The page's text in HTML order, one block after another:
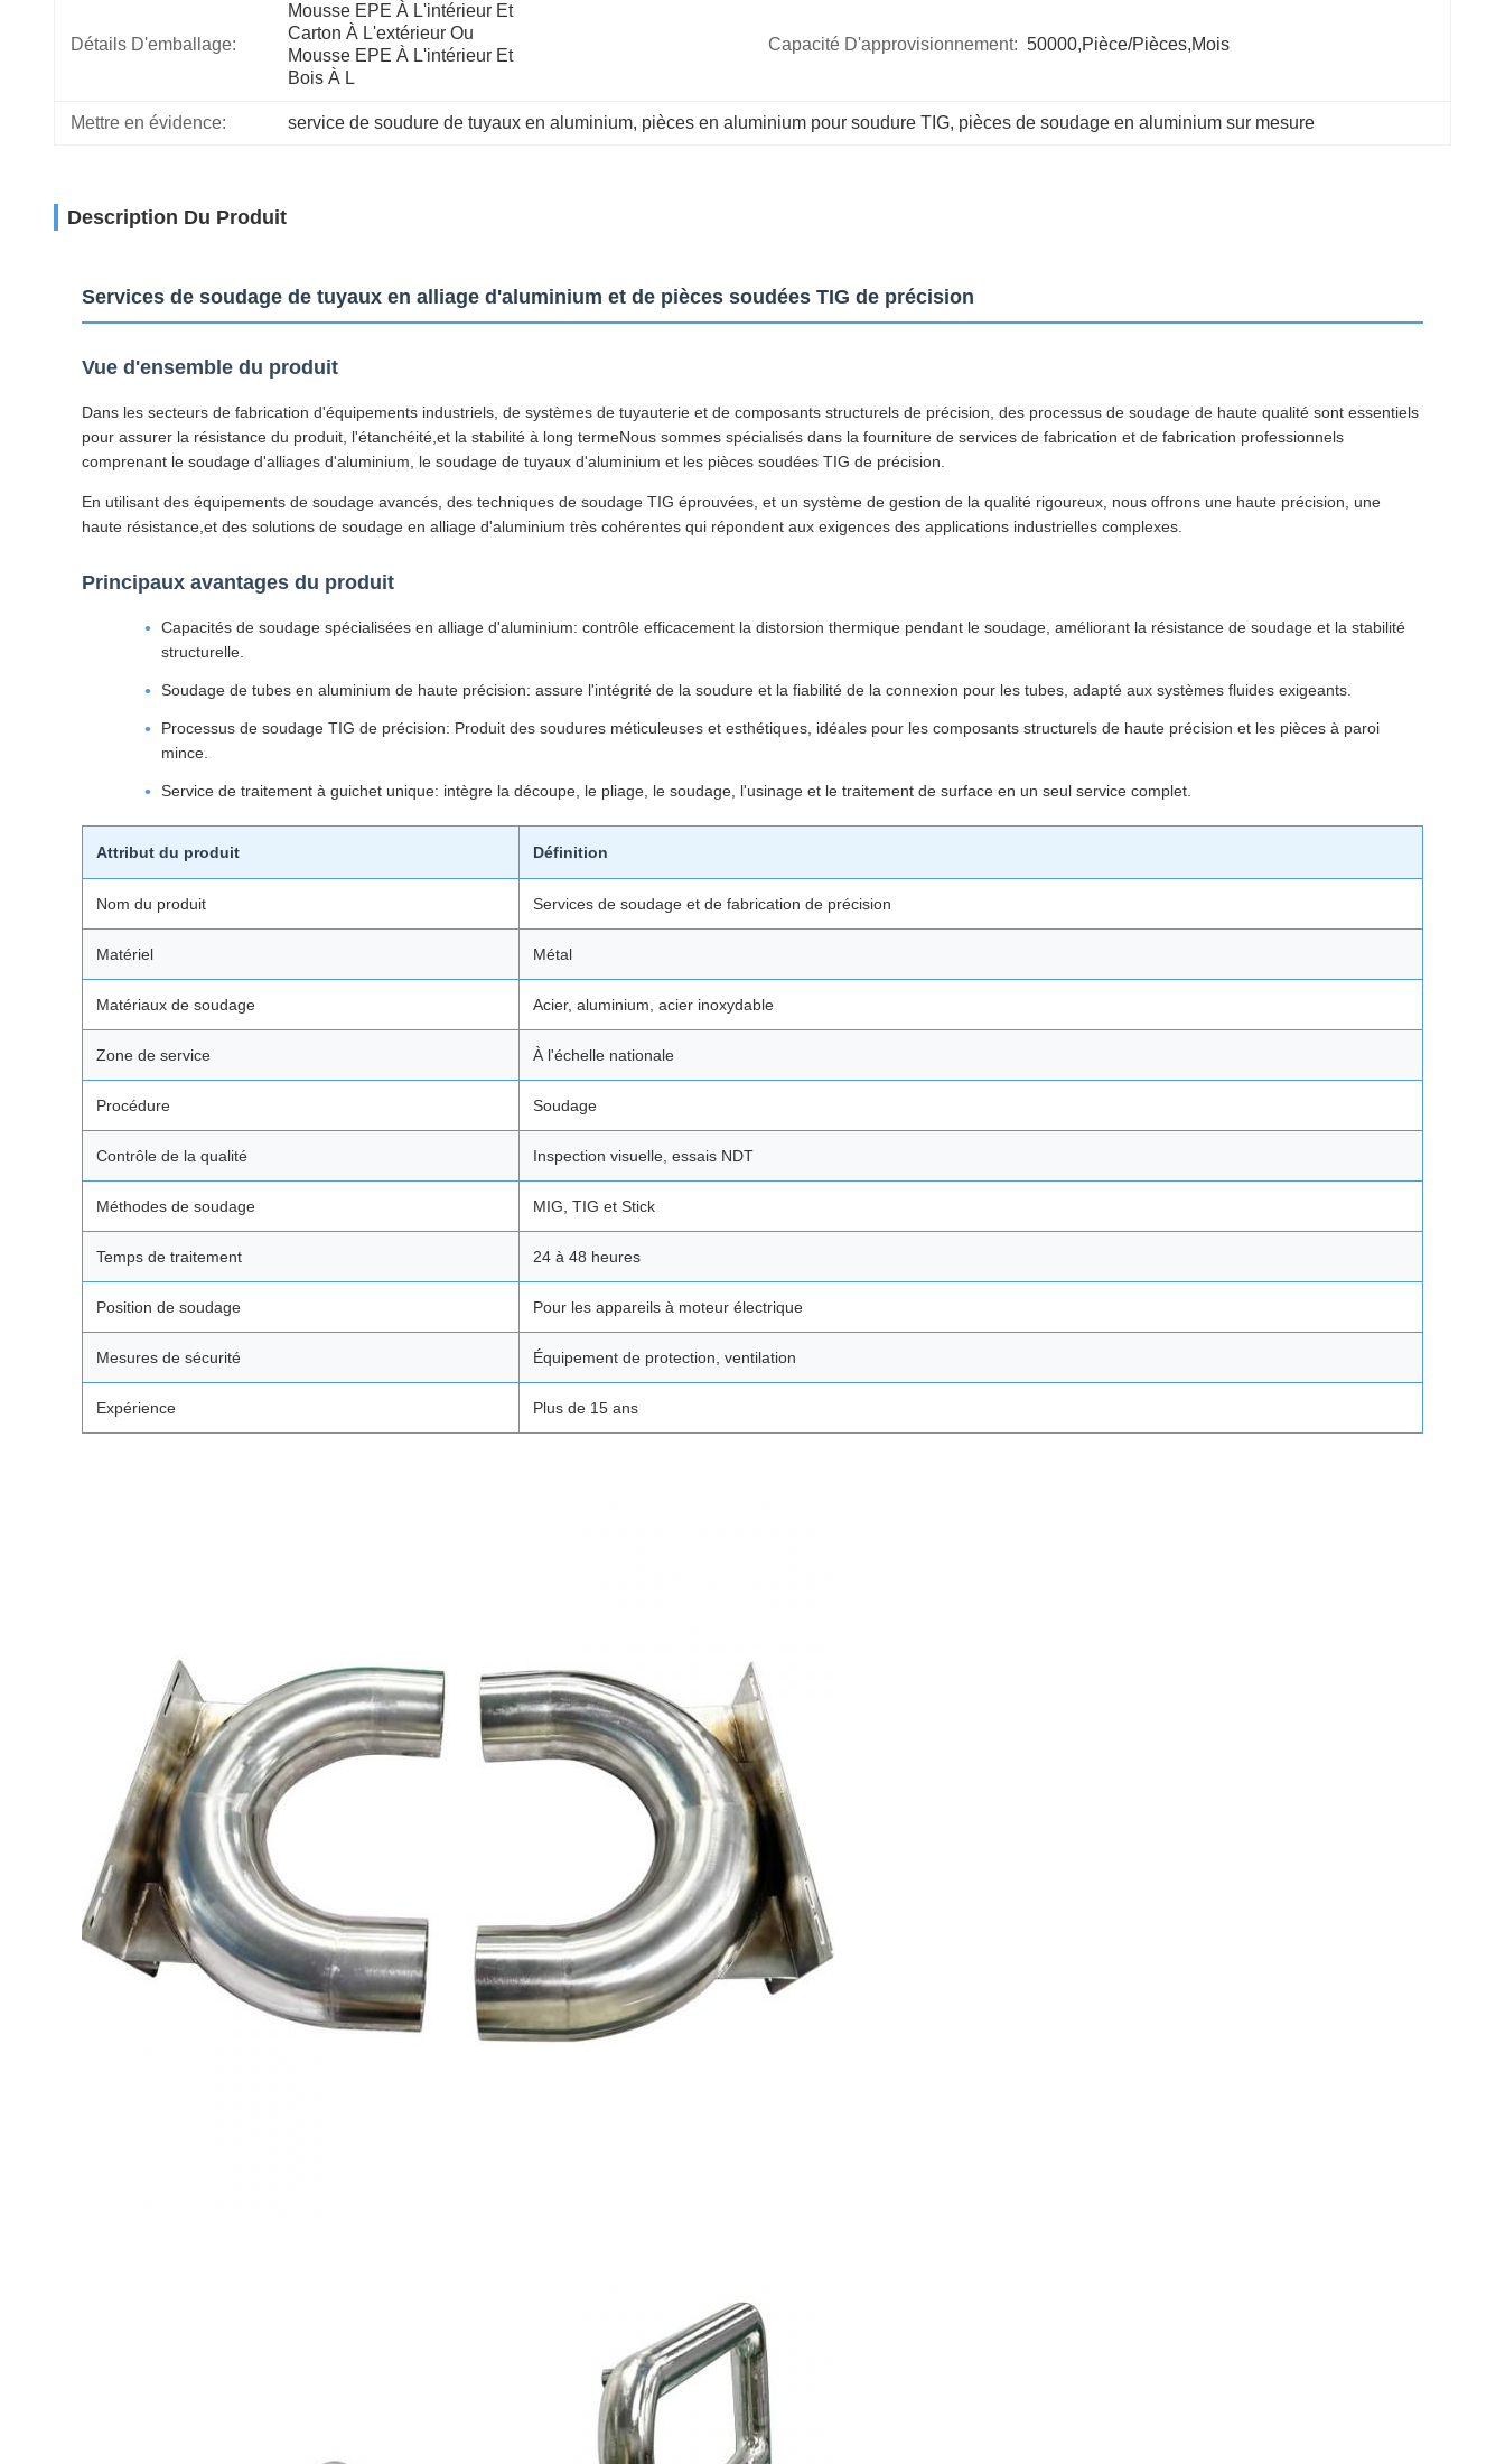
Détails D'emballage:
Mousse EPE À L'intérieur Et
Carton À L'extérieur Ou
Mousse EPE À L'intérieur Et
Bois À L
Capacité D'approvisionnement: 50000,Pièce/Pièces,Mois
Mettre en évidence: service de soudure de tuyaux en aluminium, pièces en aluminium pour soudure TIG, pièces de soudage en aluminium sur mesure
Description Du Produit
Services de soudage de tuyaux en alliage d'aluminium et de pièces soudées TIG de précision
Vue d'ensemble du produit
Dans les secteurs de fabrication d'équipements industriels, de systèmes de tuyauterie et de composants structurels de précision, des processus de soudage de haute qualité sont essentiels
pour assurer la résistance du produit, l'étanchéité,et la stabilité à long termeNous sommes spécialisés dans la fourniture de services de fabrication et de fabrication professionnels
comprenant le soudage d'alliages d'aluminium, le soudage de tuyaux d'aluminium et les pièces soudées TIG de précision.
En utilisant des équipements de soudage avancés, des techniques de soudage TIG éprouvées, et un système de gestion de la qualité rigoureux, nous offrons une haute précision, une
haute résistance,et des solutions de soudage en alliage d'aluminium très cohérentes qui répondent aux exigences des applications industrielles complexes.
Principaux avantages du produit
Capacités de soudage spécialisées en alliage d'aluminium: contrôle efficacement la distorsion thermique pendant le soudage, améliorant la résistance de soudage et la stabilité
structurelle.
Soudage de tubes en aluminium de haute précision: assure l'intégrité de la soudure et la fiabilité de la connexion pour les tubes, adapté aux systèmes fluides exigeants.
Processus de soudage TIG de précision: Produit des soudures méticuleuses et esthétiques, idéales pour les composants structurels de haute précision et les pièces à paroi
mince.
Service de traitement à guichet unique: intègre la découpe, le pliage, le soudage, l'usinage et le traitement de surface en un seul service complet.
Attribut du produit Définition
Nom du produit Services de soudage et de fabrication de précision
Matériel Métal
Matériaux de soudage Acier, aluminium, acier inoxydable
Zone de service À l'échelle nationale
Procédure Soudage
Contrôle de la qualité Inspection visuelle, essais NDT
Méthodes de soudage MIG, TIG et Stick
Temps de traitement 24 à 48 heures
Position de soudage Pour les appareils à moteur électrique
Mesures de sécurité Équipement de protection, ventilation
Expérience Plus de 15 ans